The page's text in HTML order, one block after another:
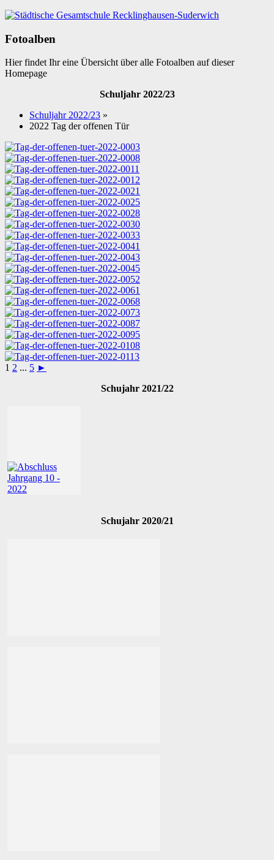
Fotoalben
Hier findet Ihr eine Übersicht über alle Fotoalben auf dieser
Homepage
Schuljahr 2022/23
Schuljahr 2022/23 »
2022 Tag der offenen Tür
1 2 ... 5 ►
Schujahr 2021/22
Schujahr 2020/21